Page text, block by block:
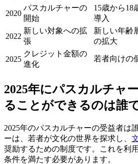
2020
パスカルチャーの
開始
15歳から18
導入
2022
新しい対象への拡
張
新しい年齢
の拡大
2025
クレジット金額の
進化
若者向けの
2025年にパスカルチャ
ることができるのは誰
2025年のパスカルチャーの受益者は
ーは、若者が文化の世界を探求し、
奨励するための制度です。これを利
条件を満たす必要があります。